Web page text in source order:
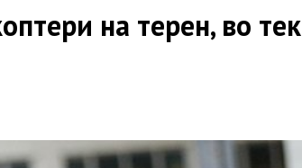
на терен, во тек